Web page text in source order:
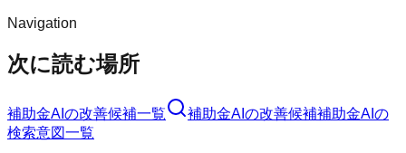
Navigation
次に読む場所
補助金AI の改善候補一覧 補助金AI の改善候補補助金AI の
検索意図一覧